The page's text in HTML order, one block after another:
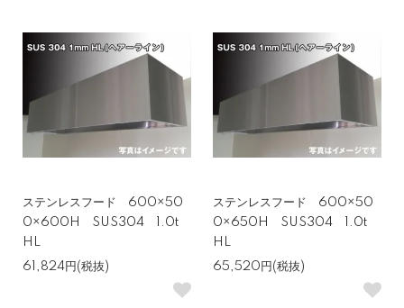
ステンレスフード 600×50
0×600H SUS304 1.0t
HL
61,824円(税抜)
ステンレスフード 600×50
0×650H SUS304 1.0t
HL
65,520円(税抜)